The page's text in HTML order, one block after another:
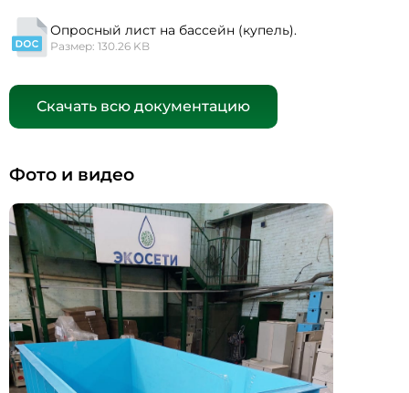
Опросный лист на бассейн (купель).
Размер: 130.26 KB
Скачать всю документацию
Фото и видео